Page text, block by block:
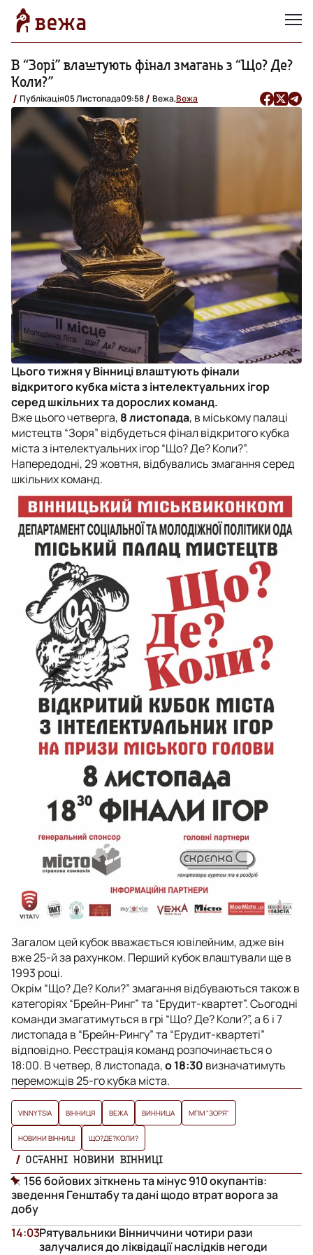
В “Зорі” влаштують фінал змагань з “Що? Де?
Коли?”
Публікація05 Листопада09:58 Вежа,Вежа
Цього тижня у Вінниці влаштують фінали
відкритого кубка міста з інтелектуальних ігор
серед шкільних та дорослих команд.
Вже цього четверга, 8 листопада, в міському палаці
мистецтв “Зоря” відбудеться фінал відкритого кубка
міста з інтелектуальних ігор “Що? Де? Коли?”.
Напередодні, 29 жовтня, відбувались змагання серед
шкільних команд.
Загалом цей кубок вважається ювілейним, адже він
вже 25-й за рахунком. Перший кубок влаштували ще в
1993 році.
Окрім “Що? Де? Коли?” змагання відбуваються також в
категоріях “Брейн-Ринг” та “Ерудит-квартет”. Сьогодні
команди змагатимуться в грі “Що? Де? Коли?”, а 6 і 7
листопада в “Брейн-Рингу” та “Ерудит-квартеті”
відповідно. Реєстрація команд розпочинається о
18:00. В четвер, 8 листопада,о 18:30 визначатимуть
переможців 25-го кубка міста.
VINNYTSIA ВІННИЦЯ ВЕЖА ВИННИЦА МПМ "ЗОРЯ"
НОВИНИ ВІННИЦІ ЩО?ДЕ?КОЛИ?
ОСТАННІ НОВИНИ ВІННИЦІ
156 бойових зіткнень та мінус 910 окупантів:
зведення Генштабу та дані щодо втрат ворога за
добу
Рятувальники Вінниччини чотири рази
залучалися до ліквідації наслідків негоди
14:03